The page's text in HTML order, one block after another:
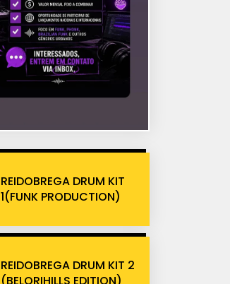
REIDOBREGA DRUM KIT
1(FUNK PRODUCTION)
REIDOBREGA DRUM KIT 2